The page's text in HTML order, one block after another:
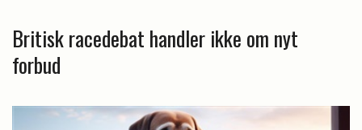
Britisk racedebat handler ikke om nyt
forbud